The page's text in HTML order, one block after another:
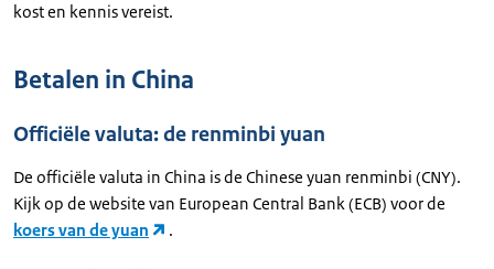
kost en kennis vereist.
Betalen in China
Officiële valuta: de renminbi yuan
De officiële valuta in China is de Chinese yuan renminbi (CNY).
Kijk op de website van European Central Bank (ECB) voor de
koers van de yuan
.